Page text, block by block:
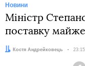
Новини
Міністр
поставку
Автор:Костя Андрейковець Дата: